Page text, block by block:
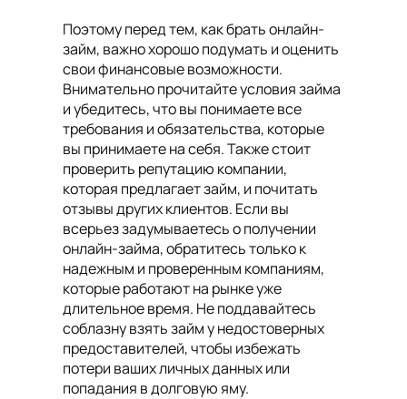
Поэтому перед тем, как брать онлайн-
займ, важно хорошо подумать и оценить
свои финансовые возможности.
Внимательно прочитайте условия займа
и убедитесь, что вы понимаете все
требования и обязательства, которые
вы принимаете на себя. Также стоит
проверить репутацию компании,
которая предлагает займ, и почитать
отзывы других клиентов. Если вы
всерьез задумываетесь о получении
онлайн-займа, обратитесь только к
надежным и проверенным компаниям,
которые работают на рынке уже
длительное время. Не поддавайтесь
соблазну взять займ у недостоверных
предоставителей, чтобы избежать
потери ваших личных данных или
попадания в долговую яму.